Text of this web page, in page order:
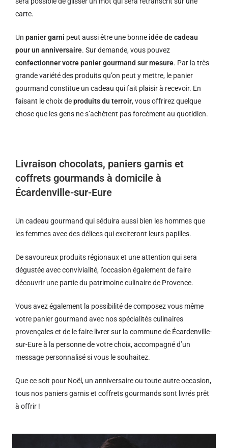
carte.
Un panier garni peut aussi être une bonne idée de cadeau
pour un anniversaire. Sur demande, vous pouvez
confectionner votre panier gourmand sur mesure. Par la très
grande variété des produits qu’on peut y mettre, le panier
gourmand constitue un cadeau qui fait plaisir à recevoir. En
faisant le choix deproduits du terroir, vous offrirez quelque
chose que les gens ne s’achètent pas forcément au quotidien.
Livraison chocolats, paniers garnis et
coffrets gourmands à domicile à
Écardenville-sur-Eure
Un cadeau gourmand qui séduira aussi bien les hommes que
les femmes avec des délices qui exciteront leurs papilles.
De savoureux produits régionaux et une attention qui sera
dégustée avec convivialité, l’occasion également de faire
découvrir une partie du patrimoine culinaire de Provence.
Vous avez également la possibilité de composez vous même
votre panier gourmand avec nos spécialités culinaires
provençales et de le faire livrer sur la commune de Écardenville-
sur-Eure à la personne de votre choix, accompagné d’un
message personnalisé si vous le souhaitez.
Que ce soit pour Noël, un anniversaire ou toute autre occasion,
tous nos paniers garnis et coffrets gourmands sont livrés prêt
à offrir !